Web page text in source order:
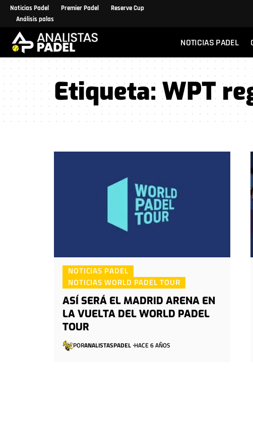
Noticias Padel Premier Padel
Reserve Cup
Análisis palas
NOTICIAS PADEL
Etiqueta:WPT
NOTICIAS PADEL
NOTICIAS WORLD PADEL TOUR
ASÍ SERÁ EL MADRID ARENA EN
LA VUELTA DEL WORLD PADEL
TOUR
PORANALISTASPADEL HACE 6 AÑOS